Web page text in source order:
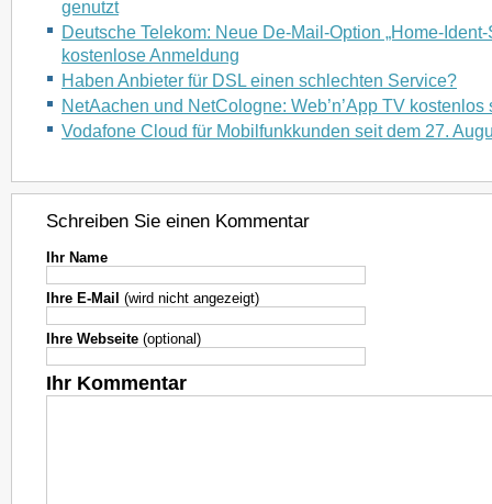
genutzt
Deutsche Telekom: Neue De-Mail-Option „Home-Ident-
kostenlose Anmeldung
Haben Anbieter für DSL einen schlechten Service?
NetAachen und NetCologne: Web’n’App TV kostenlos
Vodafone Cloud für Mobilfunkkunden seit dem 27.
Schreiben Sie einen Kommentar
Ihr Name
Ihre E-Mail (wird nicht angezeigt)
Ihre Webseite (optional)
Ihr Kommentar